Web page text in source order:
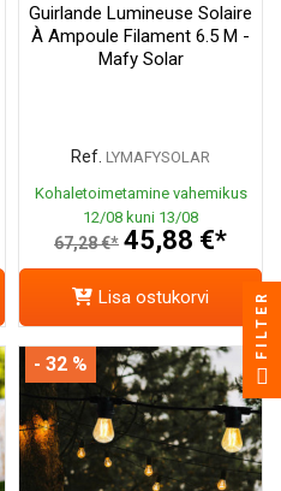
Guirlande Lumineuse Solaire
À Ampoule Filament 6.5 M -
Mafy Solar
Ref. LYMAFYSOLAR
Kohaletoimetamine vahemikus
12/08 kuni 13/08
67,28 €* 45,88 €*
Lisa ostukorvi
- 32 %
FILTER